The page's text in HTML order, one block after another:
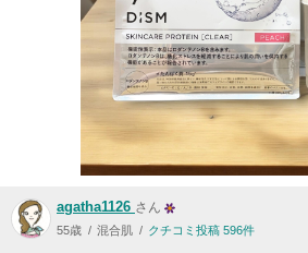
agatha1126 さん
55歳 混合肌 クチコミ投稿 596件